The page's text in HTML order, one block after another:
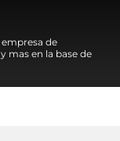
de
mas en la base de